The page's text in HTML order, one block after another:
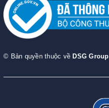
© Bản quyền thuộc về DSG Group